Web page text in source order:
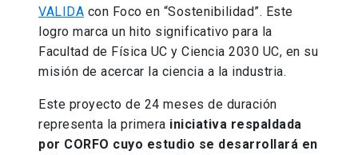
VALIDA con Foco en “Sostenibilidad”. Este
logro marca un hito significativo para la
Facultad de Física UC y Ciencia 2030 UC, en su
misión de acercar la ciencia a la industria.
Este proyecto de 24 meses de duración
representa la primera iniciativa respaldada
por CORFO cuyo estudio se desarrollará en